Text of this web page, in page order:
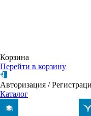
Корзина
Перейти в корзину
Авторизация /
Каталог